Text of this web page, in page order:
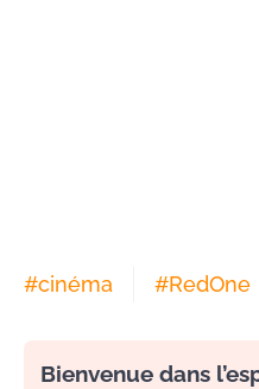
#cinéma #RedOne
Bienvenue dans